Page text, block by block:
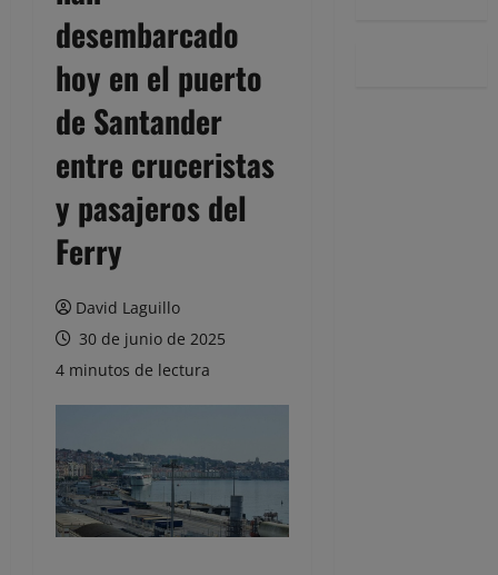
desembarcado
hoy en el puerto
de Santander
entre cruceristas
y pasajeros del
Ferry
David Laguillo
30 de junio de 2025
4 minutos de lectura